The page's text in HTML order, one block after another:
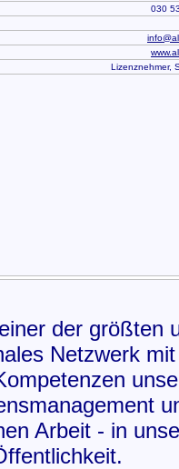
030
Lizenznehmer,
der größten
Netzwerk
Arbeit - in